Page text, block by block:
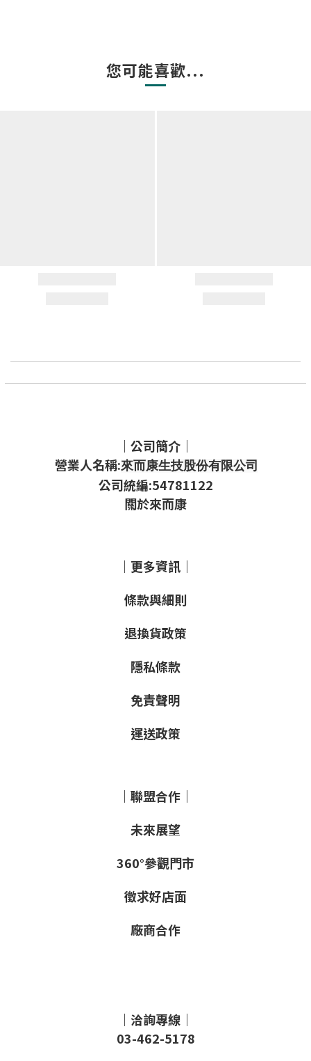
您可能喜歡...
｜公司簡介｜
營業人名稱:來而康生技股份有限公司
公司統編:54781122
關於來而康
｜更多資訊｜
條款與細則
退換貨政策
隱私條款
免責聲明
運送政策
｜聯盟合作｜
未來展望
360°參觀門市
徵求好店面
廠商合作
｜洽詢專線｜
03-462-5178